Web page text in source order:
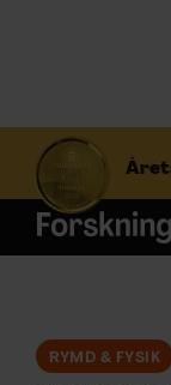
S
f
t
RYMD & FYSIK